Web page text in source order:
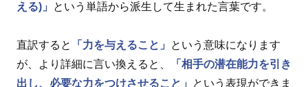
える)」
という単語から派生して生まれた言葉です。
直訳すると 「力を与えること」
という意味になります
が、より詳細に言い換えると、
「相手の潜在能力を引き
出し、必要な力をつけさせること」
という表現ができま